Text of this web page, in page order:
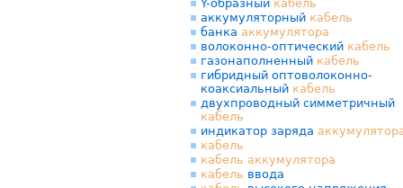
Y-образный кабель
аккумуляторный кабель
банка аккумулятора
волоконно-оптический кабель
газонаполненный кабель
гибридный оптоволоконно-
коаксиальный кабель
двухпроводный симметричный
кабель
индикатор заряда
кабель
кабель аккумулятора
кабель ввода